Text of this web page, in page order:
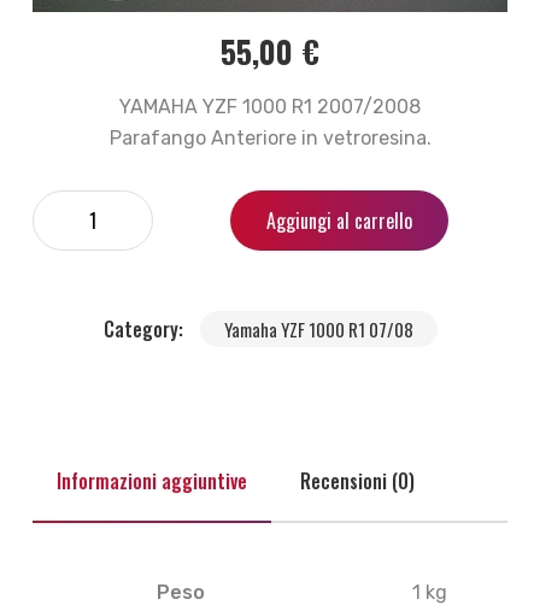
55,00 €
YAMAHA YZF 1000 R1 2007/2008
Parafango Anteriore in vetroresina.
Aggiungi al carrello
Category: Yamaha YZF 1000 R1 07/08
Informazioni aggiuntive Recensioni (0)
Peso 1 kg